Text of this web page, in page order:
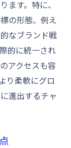
改正対応
力強化策
略的優位性
の理解
ション戦略
ます。特に、
の形態、例え
なブランド戦
的に統一され
アクセスも容
り柔軟にグロ
進出するチャ